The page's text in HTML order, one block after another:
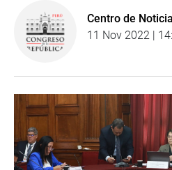
Centro de
11 Nov 2022 |